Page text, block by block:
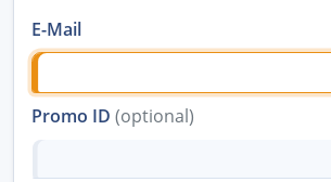
E-Mail
Promo ID (optional)